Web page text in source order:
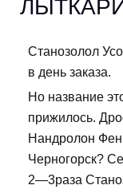
Станозолол
в день заказа.
Но название
прижилось.
Нандролон
Черногорск?
2—3раза